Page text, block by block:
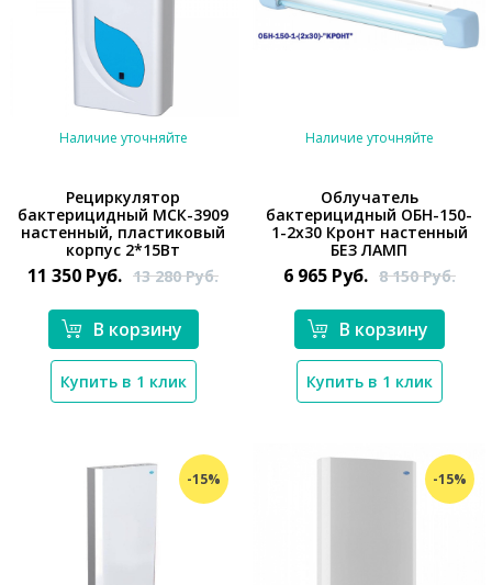
*}
Наличие уточняйте
Рециркулятор
бактерицидный МСК-3909
настенный, пластиковый
корпус 2*15Вт
11 350 Руб. 13 280Руб.
В корзину
Купить в 1 клик
*}
Наличие уточняйте
Облучатель
бактерицидный ОБН-150-
1-2х30 Кронт настенный
БЕЗ ЛАМП
6 965 Руб. 8 150Руб.
В корзину
Купить в 1 клик
-15% -15%